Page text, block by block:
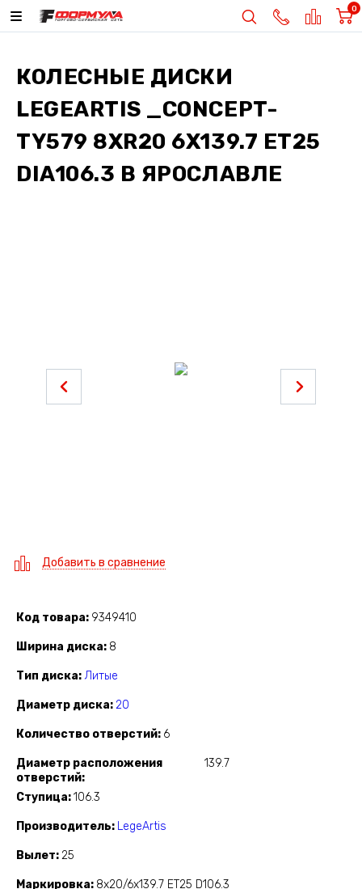
0
КОЛЕСНЫЕ ДИСКИ
LEGEARTIS _CONCEPT-
TY579 8XR20 6X139.7 ET25
DIA106.3 В ЯРОСЛАВЛЕ
Добавить в сравнение
Код товара 9349410
Ширина диска 8
Тип диска Литые
Диаметр диска 20
Количество отверстий 6
Диаметр расположения
отверстий
139.7
Ступица 106.3
Производитель LegeArtis
Вылет 25
Маркировка 8x20/6x139.7 ET25 D106.3